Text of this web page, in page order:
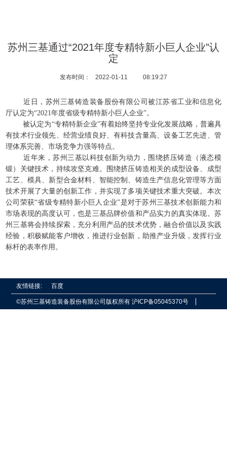
苏州三基通过“2021年度专精特新小巨人企业”认
定
发布时间： 2022-01-11 08:19:27
近日，苏州三基铸造装备股份有限公司被江苏省工业和信息化
厅认定为“2021年度省级专精特新小巨人企业”。
被认定为“专精特新企业”有着始终坚持专业化发展战略，普遍具
有技术行业领先、经营业绩良好、有科技含量高、设备工艺先进、管
理体系完善、市场竞争力强等特点。
近年来，苏州三基以科技创新为动力，围绕挤压铸造（液态模
锻）关键技术，持续攻坚克难。围绕挤压铸造相关的成型设备、成型
工艺、模具、新型合金材料、智能控制、铸造生产信息化管理等方面
技术开展了大量的创新工作，并实现了多项关键技术重大突破。本次
公司荣获“省级专精特新小巨人企业”是对于苏州三基技术创新能力和
市场表现的高度认可，也是三基品牌价值和产品实力的真实体现。苏
州三基将会持续探索，充分利用产品的技术优势，融合价值以及实践
经验，积极赋能客户增收，推进行业创新，助推产业升级，发挥行业
标杆的表率作用。
友情链接: 百度
©苏州三基铸造装备股份有限公司版权所有沪ICP备05045370号